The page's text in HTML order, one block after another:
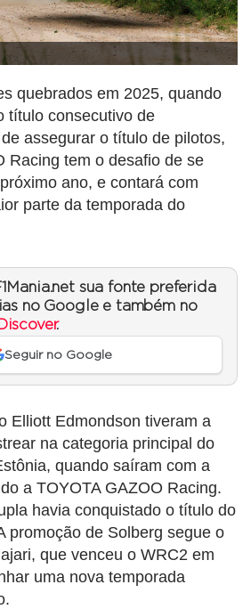
quebrados em 2025, quando
título consecutivo de
assegurar o título de pilotos,
Racing tem o desafio de se
ano, e contará com
parte da temporada do
sua fonte preferida
no Google e também no
.
Seguir no Google
Elliott Edmondson tiveram a
na categoria principal do
quando saíram com a
a TOYOTA GAZOO Racing.
havia conquistado o título do
promoção de Solberg segue o
que venceu o WRC2 em
uma nova temporada